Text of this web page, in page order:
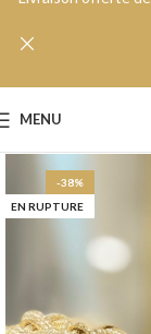
MENU
-38%
EN RUPTURE